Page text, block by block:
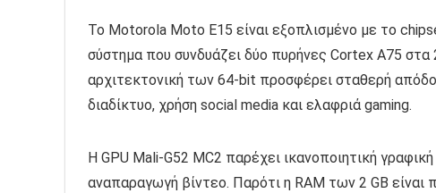
Το Motorola Moto E15 είναι εξοπλισμένο με το
σύστημα που συνδυάζει δύο πυρήνες Cortex A75 στα
αρχιτεκτονική των 64-bit προσφέρει σταθερή
διαδίκτυο, χρήση social media και ελαφριά gaming.
Η GPU Mali-G52 MC2 παρέχει ικανοποιητική
αναπαραγωγή βίντεο. Παρότι η RAM των 2 GB είναι